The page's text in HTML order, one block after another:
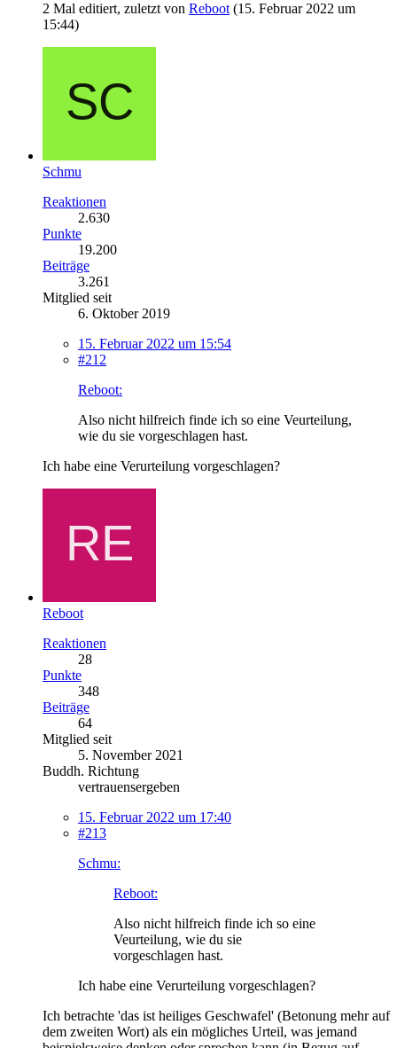
2 Mal editiert, zuletzt von Reboot (15. Februar 2022 um
15:44)
Schmu
Reaktionen
2.630
Punkte
19.200
Beiträge
3.261
Mitglied seit
6. Oktober 2019
15. Februar 2022 um 15:54
#212
Reboot:
Also nicht hilfreich finde ich so eine Veurteilung,
wie du sie vorgeschlagen hast.
Ich habe eine Verurteilung vorgeschlagen?
Reboot
Reaktionen
28
Punkte
348
Beiträge
64
Mitglied seit
5. November 2021
Buddh. Richtung
vertrauensergeben
15. Februar 2022 um 17:40
#213
Schmu:
Reboot:
Also nicht hilfreich finde ich so eine
Veurteilung, wie du sie
vorgeschlagen hast.
Ich habe eine Verurteilung vorgeschlagen?
Ich betrachte 'das ist heiliges Geschwafel' (Betonung mehr auf
dem zweiten Wort) als ein mögliches Urteil, was jemand